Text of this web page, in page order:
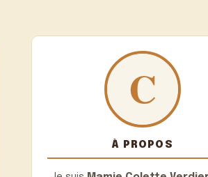
À PROPOS